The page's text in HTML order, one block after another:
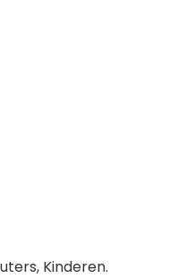
Kinderen.